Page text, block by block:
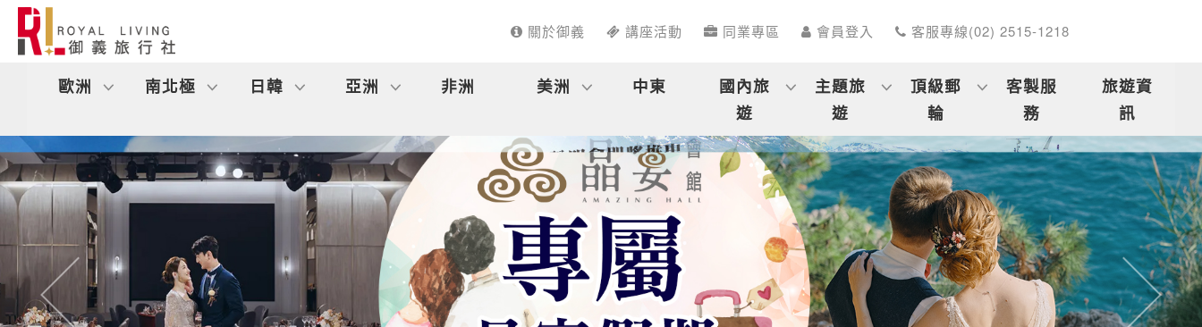
關於御義 講座活動 同業專區 會員登入 客服專線(02) 2515-1218
歐洲 南北極 日韓 亞洲 非洲 美洲 中東
國內旅
遊
主題旅
遊
頂級郵
輪
客製服
務
旅遊資
訊
往後